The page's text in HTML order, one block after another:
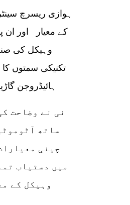
ہوازی ریسرچ
کے معیار اور ان
وہیکل کی
تکنیکی سمتوں کا
ہائیڈروجن
نی نے وضاحت
ساتھ
چینی
میں دستیاب
وہیکل کے